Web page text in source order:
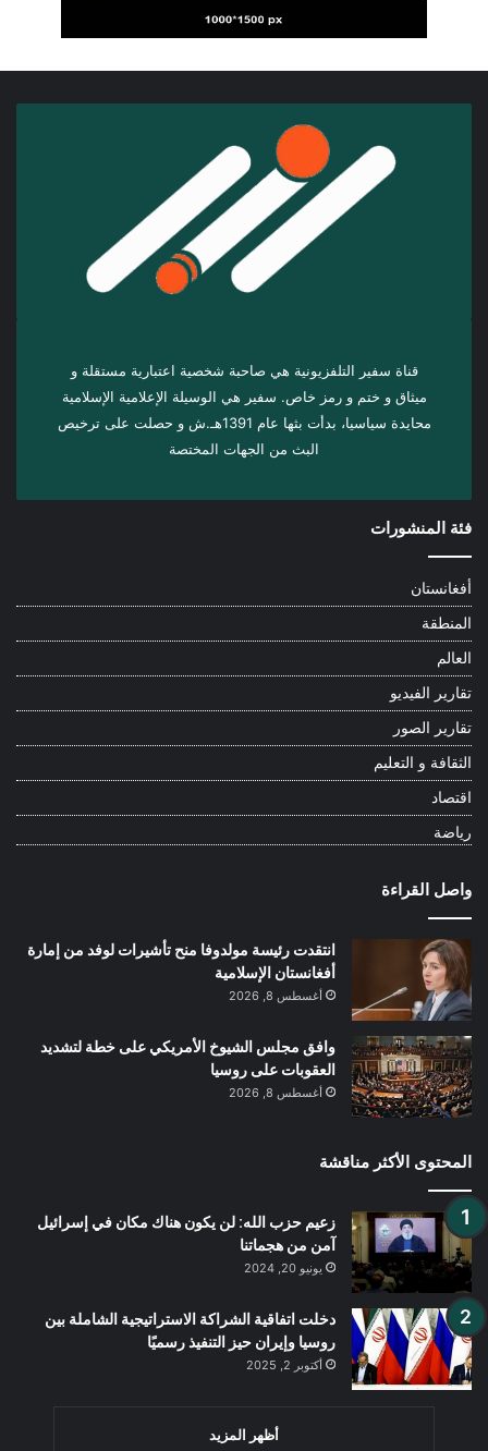
قناة سفير التلفزيونية هي صاحبة شخصية اعتبارية مستقلة و
ميثاق و ختم و رمز خاص. سفیر هي الوسيلة الإعلامية الإسلامية
محايدة سياسيا، بدأت بثها عام 1391هـ.ش و حصلت على ترخيص
البث من الجهات المختصة
فئة المنشورات
أفغانستان
المنطقة
العالم
تقارير الفيديو
تقارير الصور
الثقافة و التعليم
اقتصاد
رياضة
واصل القراءة
انتقدت رئيسة مولدوفا منح تأشيرات لوفد من إمارة
أفغانستان الإسلامية
أغسطس 8, 2026
وافق مجلس الشيوخ الأمريكي على خطة لتشديد
العقوبات على روسيا
أغسطس 8, 2026
المحتوى الأكثر مناقشة
زعيم حزب الله: لن يكون هناك مكان في إسرائيل
آمن من هجماتنا
يونيو 20, 2024
دخلت اتفاقية الشراكة الاستراتيجية الشاملة بين
روسيا وإيران حيز التنفيذ رسميًا
أكتوبر 2, 2025
أظهر المزيد